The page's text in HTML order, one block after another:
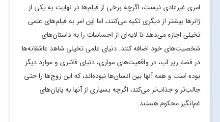
امری غیرعادی نیست، اگرچه برخی از فیلم‌ها در نهایت به یکی از
ژانرها بیشتر از دیگری تکیه می‌کنند، اما این امر به فیلم‌های علمی
تخیلی اجازه می‌دهد تا لایه‌ای از احساسات را به داستان‌های
شخصیت‌های خود اضافه کنند. دنیای علمی تخیلی شاهد عاشقانه‌ها
در فضا، زیر آب، در واقعیت‌های موازی، دنیای فانتزی و موارد دیگر
بوده است و همه آنها بین انسان‌ها نبوده‌اند، که این زوج‌ها را حتی
جالب‌تر و جذاب‌تر می‌کند، اگرچه بسیاری از آنها به پایان‌های
غم‌انگیز محکوم هستند.